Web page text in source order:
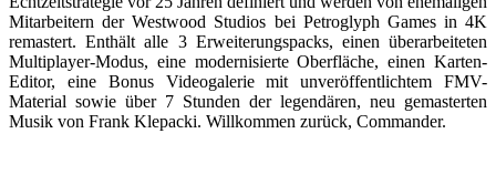
Mitarbeitern der Westwood Studios bei Petroglyph Games in 4K
remastert. Enthält alle 3 Erweiterungspacks, einen überarbeiteten
Multiplayer-Modus, eine modernisierte Oberfläche, einen Karten-
Editor, eine Bonus Videogalerie mit unveröffentlichtem FMV-
Material sowie über 7 Stunden der legendären, neu gemasterten
Musik von Frank Klepacki. Willkommen zurück, Commander.